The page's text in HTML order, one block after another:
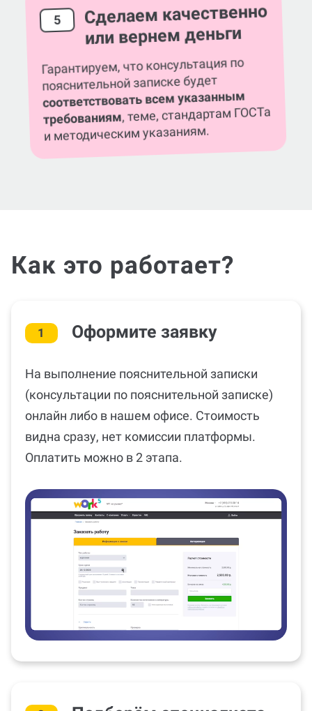
5 Сделаем качественно
или вернем деньги
Гарантируем, что консультация по
пояснительной записке будет
соответствовать всем указанным
требованиям, теме, стандартам ГОСТа
и методическим указаниям.
Как это работает?
1 Оформите заявку
На выполнение пояснительной записки
(консультации по пояснительной записке)
онлайн либо в нашем офисе. Стоимость
видна сразу, нет комиссии платформы.
Оплатить можно в 2 этапа.